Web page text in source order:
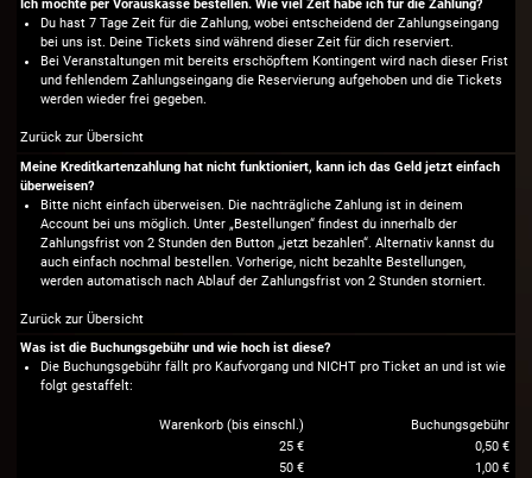
Ich möchte per Vorauskasse bestellen. Wie viel Zeit habe ich für die Zahlung?
Du hast 7 Tage Zeit für die Zahlung, wobei entscheidend der Zahlungseingang
bei uns ist. Deine Tickets sind während dieser Zeit für dich reserviert.
Bei Veranstaltungen mit bereits erschöpftem Kontingent wird nach dieser Frist
und fehlendem Zahlungseingang die Reservierung aufgehoben und die Tickets
werden wieder frei gegeben.
Zurück zur Übersicht
Meine Kreditkartenzahlung hat nicht funktioniert, kann ich das Geld jetzt einfach
überweisen?
Bitte nicht einfach überweisen. Die nachträgliche Zahlung ist in deinem
Account bei uns möglich. Unter „Bestellungen“ findest du innerhalb der
Zahlungsfrist von 2 Stunden den Button „jetzt bezahlen“. Alternativ kannst du
auch einfach nochmal bestellen. Vorherige, nicht bezahlte Bestellungen,
werden automatisch nach Ablauf der Zahlungsfrist von 2 Stunden storniert.
Zurück zur Übersicht
Was ist die Buchungsgebühr und wie hoch ist diese?
Die Buchungsgebühr fällt pro Kaufvorgang und NICHT pro Ticket an und ist wie
folgt gestaffelt:
Warenkorb (bis einschl.)
Buchungsgebühr
25 €
0,50 €
50 €
1,00 €